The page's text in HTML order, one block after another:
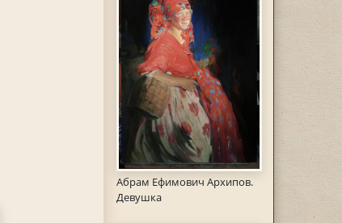
Абрам Ефимович Архипов.
Девушка